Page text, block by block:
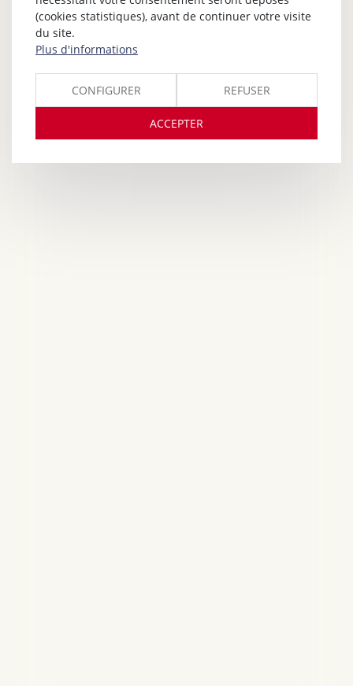
(cookies statistiques), avant de continuer votre visite
du site.
Plus d'informations
CONFIGURER REFUSER
ACCEPTER